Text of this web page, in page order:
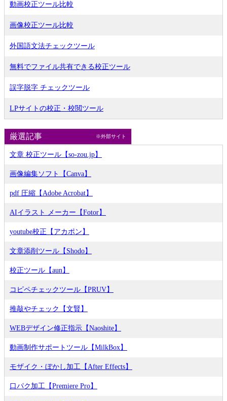
動画校正ツール比較
画像校正ツール比較
外国語文法チェックツール
無料でファイル共有できる校正ツール
誤字脱字 チェックツール
LPサイトの校正・校閲ツール
厳選記事 ※外部サイト
文章 校正ツール【so-zou.jp】
画像編集ソフト【Canva】
pdf 圧縮【Adobe Acrobat】
AIイラスト メーカー【Fotor】
youtube校正【アカポン】
文章添削ツール【Shodo】
校正ツール【aun】
コピペチェックツール【PRUV】
推敲やチェック【文賢】
WEBデザイン修正指示【Naoshite】
動画制作サポートツール【MilkBox】
モザイク・ぼかし加工【After Effects】
口パク加工【Premiere Pro】